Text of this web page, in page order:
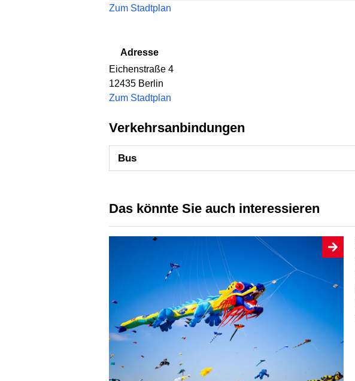
Zum Stadtplan
Adresse
Eichenstraße 4
12435 Berlin
Zum Stadtplan
Verkehrsanbindungen
Bus
Das könnte Sie auch interessieren